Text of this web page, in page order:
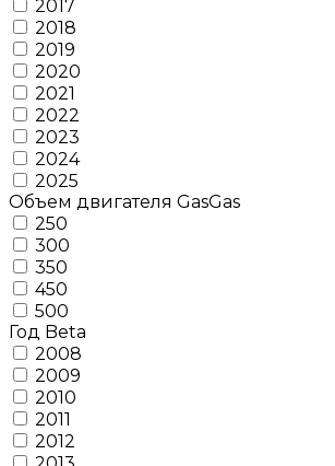
2017
2018
2019
2020
2021
2022
2023
2024
2025
Объем двигателя GasGas
250
300
350
450
500
Год Beta
2008
2009
2010
2011
2012